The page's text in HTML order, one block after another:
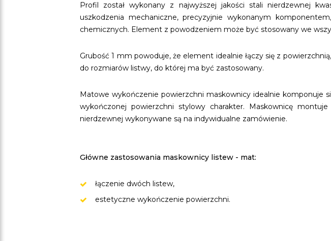
Profil został wykonany z najwyższej jakości stali nierdzewnej
uszkodzenia mechaniczne, precyzyjnie wykonanym
chemicznych. Element z powodzeniem może być stosowany we
Grubość 1 mm powoduje, że element idealnie łączy się z
do rozmiarów listwy, do której ma być zastosowany.
Matowe wykończenie powierzchni maskownicy idealnie komponuje
wykończonej powierzchni stylowy charakter. Maskownicę
nierdzewnej wykonywane są na indywidualne zamówienie.
Główne zastosowania maskownicy listew - mat:
łączenie dwóch listew,
estetyczne wykończenie powierzchni.